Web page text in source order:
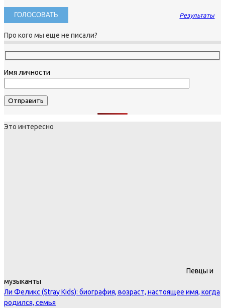
Результаты
Про кого мы еще не писали?
Имя личности
Это интересно
Певцы и
музыканты
Ли Феликс (Stray Kids): биография, возраст, настоящее имя, когда
родился, семья